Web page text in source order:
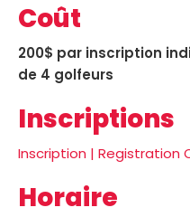
Coût
200$ par inscription
de 4 golfeurs
Inscriptions
Inscription | Registration
Horaire